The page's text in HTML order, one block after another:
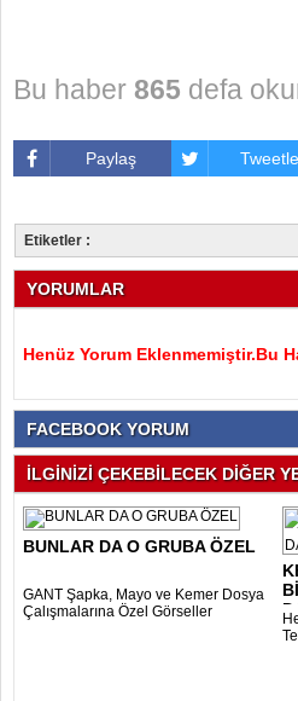
Bu haber 865 defa
Paylaş Tweetle
Etiketler :
YORUMLAR
Henüz Yorum Eklenmemiştir.Bu
FACEBOOK YORUM
İLGİNİZİ ÇEKEBİLECEK DİĞER
BUNLAR DA O GRUBA ÖZEL
GANT Şapka, Mayo ve Kemer Dosya
Çalışmalarına Özel Görseller